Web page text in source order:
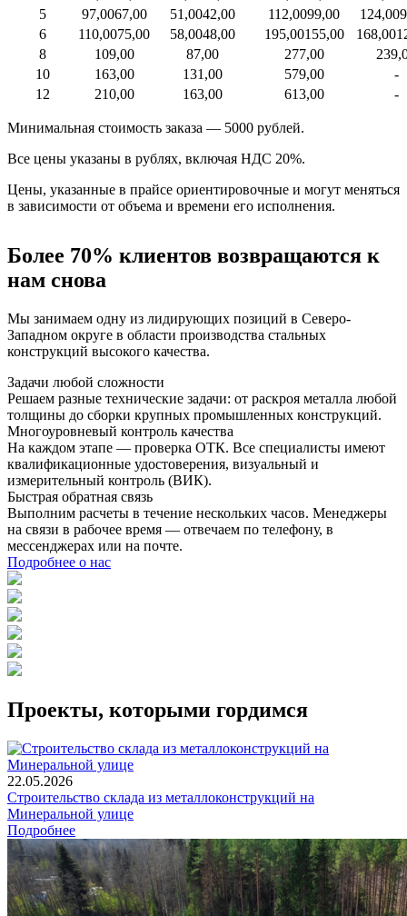
5
97,0067,00 51,0042,00 112,0099,00 124,00
6
110,0075,00 58,0048,00 195,00155,00 168,00
8
109,00 87,00 277,00
10
163,00 131,00 579,00
-
12
210,00 163,00 613,00 -
Минимальная стоимость заказа — 5000 рублей.
Все цены указаны в рублях, включая НДС 20%.
Цены, указанные в прайсе ориентировочные и могут меняться
в зависимости от объема и времени его исполнения.
Более 70% клиентов возвращаются к
нам снова
Мы занимаем одну из лидирующих позиций в Северо-
Западном округе в области производства стальных
конструкций высокого качества.
Задачи любой сложности
Решаем разные технические задачи: от раскроя металла любой
толщины до сборки крупных промышленных конструкций.
Многоуровневый контроль качества
На каждом этапе — проверка ОТК. Все специалисты имеют
квалификационные удостоверения, визуальный и
измерительный контроль (ВИК).
Быстрая обратная связь
Выполним расчеты в течение нескольких часов. Менеджеры
на связи в рабочее время — отвечаем по телефону, в
мессенджерах или на почте.
Подробнее о нас
Проекты, которыми гордимся
22.05.2026
Строительство склада из металлоконструкций на
Минеральной улице
Подробнее